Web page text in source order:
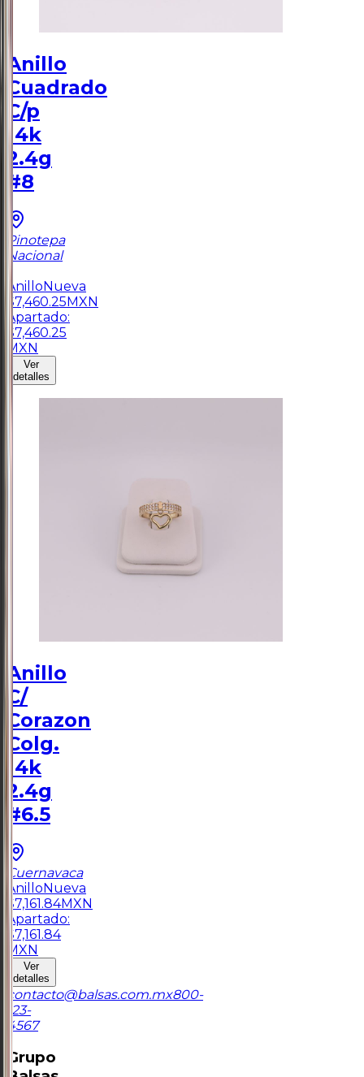
Anillo
Cuadrado
C/p
14k
2.4g
#8
Pinotepa
Nacional
1
AnilloNueva
$7,460.25MXN
Apartado:
$7,460.25
MXN
Ver
detalles
Anillo
C/
Corazon
Colg.
14k
2.4g
#6.5
Cuernavaca
AnilloNueva
$7,161.84MXN
Apartado:
$7,161.84
MXN
Ver
detalles
contacto@balsas.com.mx800-
123-
4567
Grupo